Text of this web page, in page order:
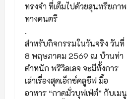
ทรงจำ ที่เต็มไปด้วยสุนทรียภาพ
ทางดนตรี
.
สำหรับกิจกรรมในวันจริง วันที่
8 พฤษภาคม 2569 ณ บ้านท่า
ตำหนัก พริวิลเลจ จะมีทั้งการ
เล่าเรื่องสุดเอ็กซ์คลูซีฟ มื้อ
อาหาร “กาดมั่วบุฟเฟ่ต์” กับเมนู